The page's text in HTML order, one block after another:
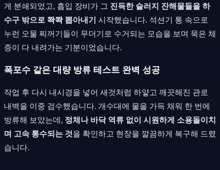
게 분쇄되었고, 흡입 장비가 그 진득한 슬러지 잔해물들을 하
수구 밖으로 쫙쫙 뽑아내기 시작했습니다. 석션기 통 속으로
누런 오물 찌꺼기들이 무더기로 수거되는 모습을 보며 묵은 체
증이 다 내려가는 기분이었습니다.
폭포수 같은 대량 방류 테스트 완벽 성공
작업 후 다시 내시경을 넣어 새것처럼 하얗고 깨끗해진 관로
내벽을 이중 검수했습니다. 개수대에 물을 가득 채워 한 번에
방류해 보았는데, 정체나 바닥 역류 없이 시원하게 소용돌이치
며 고속 통수되는 것을 확인하고 현장을 깔끔하게 복구해 드렸
습니다.